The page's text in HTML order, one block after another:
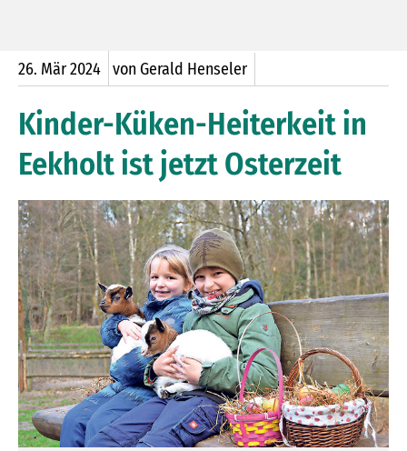
26. Mär2024 von Gerald Henseler
Kinder-Küken-Heiterkeit in
Eekholt ist jetzt Osterzeit